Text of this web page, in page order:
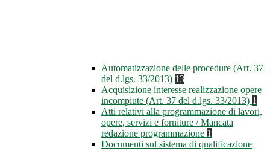
Automatizzazione delle procedure (Art. 37
del d.lgs. 33/2013) 13
Acquisizione interesse realizzazione opere
incompiute (Art. 37 del d.lgs. 33/2013) 1
Atti relativi alla programmazione di lavori,
opere, servizi e forniture / Mancata
redazione programmazione 1
Documenti sul sistema di qualificazione